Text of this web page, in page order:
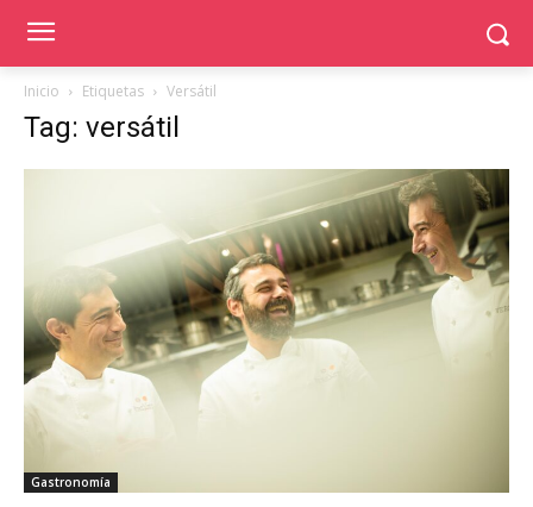
Inicio Etiquetas Versátil
Tag: versátil
Gastronomía